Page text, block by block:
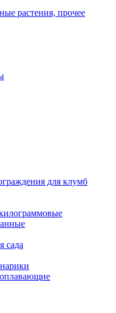
растения, прочее
для клумб
сада